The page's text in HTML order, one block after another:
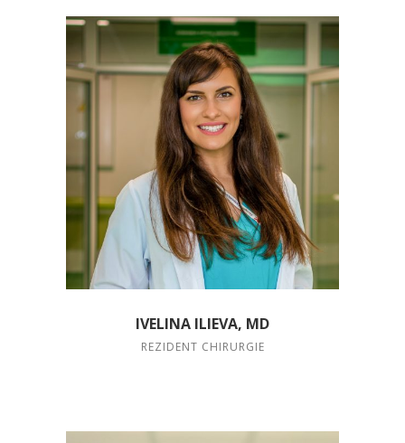
IVELINA ILIEVA, MD
REZIDENT CHIRURGIE